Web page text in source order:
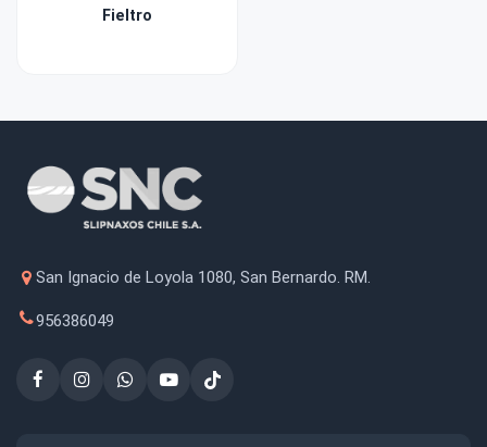
Fieltro
San Ignacio de Loyola 1080, San Bernardo. RM.
956386049